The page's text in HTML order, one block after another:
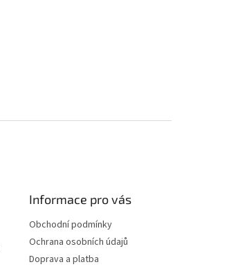
Informace pro vás
Obchodní podmínky
Ochrana osobních údajů
Doprava a platba